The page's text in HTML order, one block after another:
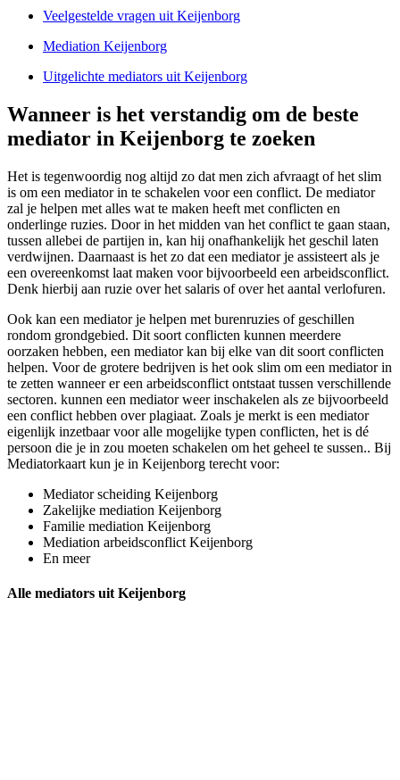
Veelgestelde vragen uit Keijenborg
Mediation Keijenborg
Uitgelichte mediators uit Keijenborg
Wanneer is het verstandig om de beste
mediator in Keijenborg te zoeken
Het is tegenwoordig nog altijd zo dat men zich afvraagt of het slim
is om een mediator in te schakelen voor een conflict. De mediator
zal je helpen met alles wat te maken heeft met conflicten en
onderlinge ruzies. Door in het midden van het conflict te gaan staan,
tussen allebei de partijen in, kan hij onafhankelijk het geschil laten
verdwijnen. Daarnaast is het zo dat een mediator je assisteert als je
een overeenkomst laat maken voor bijvoorbeeld een arbeidsconflict.
Denk hierbij aan ruzie over het salaris of over het aantal verlofuren.
Ook kan een mediator je helpen met burenruzies of geschillen
rondom grondgebied. Dit soort conflicten kunnen meerdere
oorzaken hebben, een mediator kan bij elke van dit soort conflicten
helpen. Voor de grotere bedrijven is het ook slim om een mediator in
te zetten wanneer er een arbeidsconflict ontstaat tussen verschillende
sectoren. kunnen een mediator weer inschakelen als ze bijvoorbeeld
een conflict hebben over plagiaat. Zoals je merkt is een mediator
eigenlijk inzetbaar voor alle mogelijke typen conflicten, het is dé
persoon die je in zou moeten schakelen om het geheel te sussen.. Bij
Mediatorkaart kun je in Keijenborg terecht voor:
Mediator scheiding Keijenborg
Zakelijke mediation Keijenborg
Familie mediation Keijenborg
Mediation arbeidsconflict Keijenborg
En meer
Alle mediators uit Keijenborg